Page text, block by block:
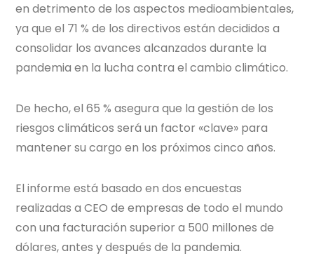
en detrimento de los aspectos medioambientales,
ya que el 71 % de los directivos están decididos a
consolidar los avances alcanzados durante la
pandemia en la lucha contra el cambio climático.
De hecho, el 65 % asegura que la gestión de los
riesgos climáticos será un factor «clave» para
mantener su cargo en los próximos cinco años.
El informe está basado en dos encuestas
realizadas a CEO de empresas de todo el mundo
con una facturación superior a 500 millones de
dólares, antes y después de la pandemia.